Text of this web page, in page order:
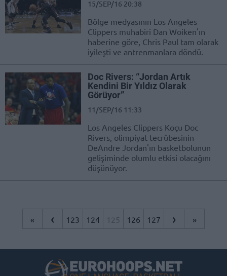
15/SEP/16 20:38
Bölge medyasının Los Angeles
Clippers muhabiri Dan Woiken'ın
haberine göre, Chris Paul tam olarak
iyileşti ve antrenmanlara döndü.
Doc Rivers: “Jordan Artık
Kendini Bir Yıldız Olarak
Görüyor”
11/SEP/16 11:33
Los Angeles Clippers Koçu Doc
Rivers, olimpiyat tecrübesinin
DeAndre Jordan'ın basketbolunun
gelişiminde olumlu etkisi olacağını
düşünüyor.
« ‹ 123 124 125 126 127 › »